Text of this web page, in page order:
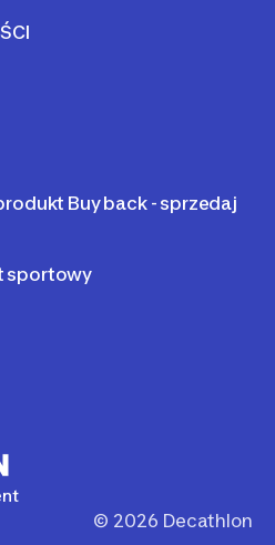
Buy back - sprzedaj
sportowy
© 2026 Decathlon